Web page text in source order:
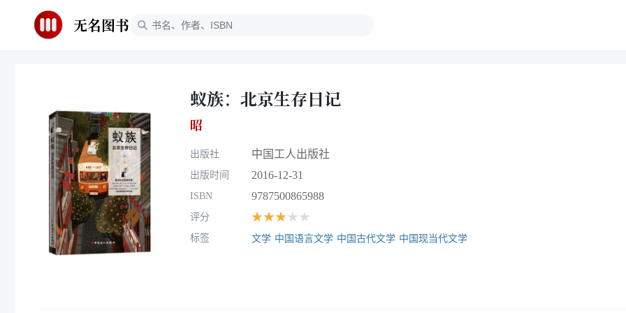
无名图书
蚁族：北京生存日记
昭
出版社 中国工人出版社
出版时间 2016-12-31
ISBN 9787500865988
评分 ★★★★★
标签 文学 中国语言文学 中国古代文学 中国现当代文学